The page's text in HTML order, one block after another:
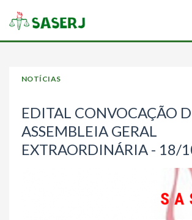
NOTÍCIAS
EDITAL CONVOCAÇÃO
ASSEMBLEIA GERAL
EXTRAORDINÁRIA - 18/